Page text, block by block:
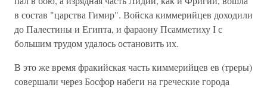
в состав "царства Гимир". Войска киммерийцев доходили
до Палестины и Египта, и фараону Псамметиху I с
большим трудом удалось остановить их.
В это же время фракийская часть киммерийцев ев (треры)
совершали через Босфор набеги на греческие города